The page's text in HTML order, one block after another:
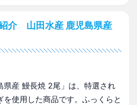
介 山田水産 鹿児島県産
県産 鰻長焼 2尾」は、特選され
を使用した商品です。ふっくらと